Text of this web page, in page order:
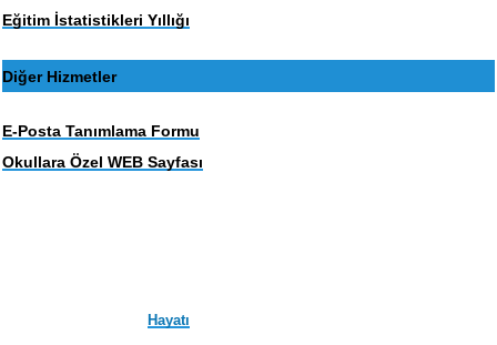
Eğitim İstatistikleri Yıllığı
Diğer Hizmetler
E-Posta Tanımlama Formu
Okullara Özel WEB Sayfası
Hayatı